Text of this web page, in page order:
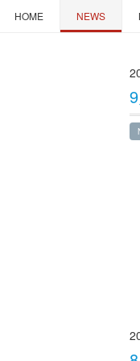
HOME NEWS